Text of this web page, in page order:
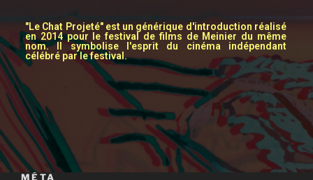
"Le Chat Projeté" est un générique d'introduction réalisé
en 2014 pour le festival de films de Meinier du même
nom. Il symbolise l'esprit du cinéma indépendant
célébré par le festival.
MÉTA